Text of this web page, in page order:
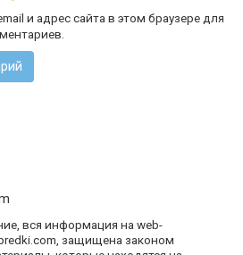
и адрес сайта в этом браузере для
вся информация на web-
защищена законом